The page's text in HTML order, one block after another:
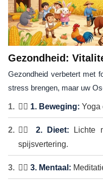
Gezondheid:
Gezondheid verbetert met
stress brengen, maar uw
🏃‍♂️ 1. Beweging: Yoga
🏃‍♂️ 2. Dieet: Lichte
spijsvertering.
🏃‍♂️ 3. Mentaal: